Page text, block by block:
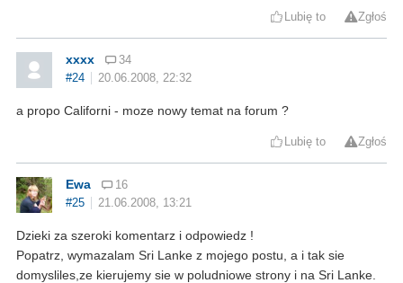
Lubię to Zgłoś
xxxx
34
#24
20.06.2008, 22:32
a propo Californi - moze nowy temat na forum ?
Lubię to Zgłoś
Ewa
16
#25
21.06.2008, 13:21
Dzieki za szeroki komentarz i odpowiedz !
Popatrz, wymazalam Sri Lanke z mojego postu, a i tak sie
domysliles,ze kierujemy sie w poludniowe strony i na Sri Lanke.